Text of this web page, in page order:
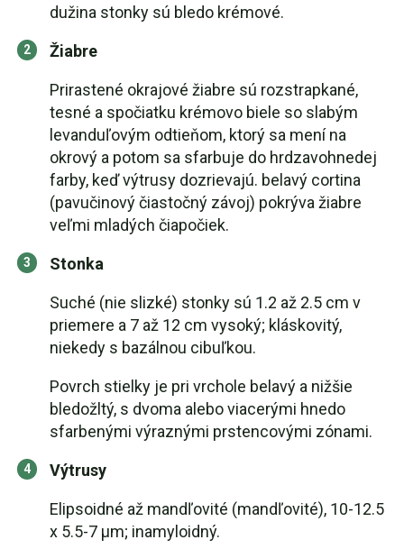
dužina stonky sú bledo krémové.
Žiabre
Prirastené okrajové žiabre sú rozstrapkané,
tesné a spočiatku krémovo biele so slabým
levanduľovým odtieňom, ktorý sa mení na
okrový a potom sa sfarbuje do hrdzavohnedej
farby, keď výtrusy dozrievajú. belavý cortina
(pavučinový čiastočný závoj) pokrýva žiabre
veľmi mladých čiapočiek.
Stonka
Suché (nie slizké) stonky sú 1.2 až 2.5 cm v
priemere a 7 až 12 cm vysoký; kláskovitý,
niekedy s bazálnou cibuľkou.
Povrch stielky je pri vrchole belavý a nižšie
bledožltý, s dvoma alebo viacerými hnedo
sfarbenými výraznými prstencovými zónami.
Výtrusy
Elipsoidné až mandľovité (mandľovité), 10-12.5
x 5.5-7 μm; inamyloidný.